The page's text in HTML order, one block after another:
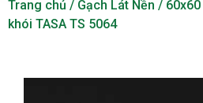
Trang chủ / Gạch Lát Nền / 60x60
khói TASA TS 5064